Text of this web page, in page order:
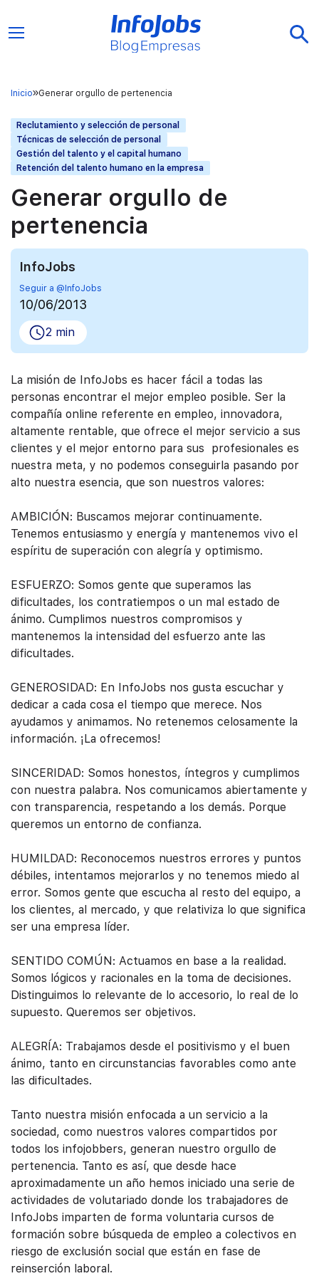
Inicio Generar orgullo de pertenencia
Reclutamiento y selección de personal
Técnicas de selección de personal
Gestión del talento y el capital humano
Retención del talento humano en la empresa
Generar orgullo de
pertenencia
InfoJobs
Seguir a @InfoJobs
10/06/2013
2 min
La misión de InfoJobs es hacer fácil a todas las
personas encontrar el mejor empleo posible. Ser la
compañía online referente en empleo, innovadora,
altamente rentable, que ofrece el mejor servicio a sus
clientes y el mejor entorno para sus profesionales es
nuestra meta, y no podemos conseguirla pasando por
alto nuestra esencia, que son nuestros valores:
AMBICIÓN: Buscamos mejorar continuamente.
Tenemos entusiasmo y energía y mantenemos vivo el
espíritu de superación con alegría y optimismo.
ESFUERZO: Somos gente que superamos las
dificultades, los contratiempos o un mal estado de
ánimo. Cumplimos nuestros compromisos y
mantenemos la intensidad del esfuerzo ante las
dificultades.
GENEROSIDAD: En InfoJobs nos gusta escuchar y
dedicar a cada cosa el tiempo que merece. Nos
ayudamos y animamos. No retenemos celosamente la
información. ¡La ofrecemos!
SINCERIDAD: Somos honestos, íntegros y cumplimos
con nuestra palabra. Nos comunicamos abiertamente y
con transparencia, respetando a los demás. Porque
queremos un entorno de confianza.
HUMILDAD: Reconocemos nuestros errores y puntos
débiles, intentamos mejorarlos y no tenemos miedo al
error. Somos gente que escucha al resto del equipo, a
los clientes, al mercado, y que relativiza lo que significa
ser una empresa líder.
SENTIDO COMÚN: Actuamos en base a la realidad.
Somos lógicos y racionales en la toma de decisiones.
Distinguimos lo relevante de lo accesorio, lo real de lo
supuesto. Queremos ser objetivos.
ALEGRÍA: Trabajamos desde el positivismo y el buen
ánimo, tanto en circunstancias favorables como ante
las dificultades.
Tanto nuestra misión enfocada a un servicio a la
sociedad, como nuestros valores compartidos por
todos los infojobbers, generan nuestro orgullo de
pertenencia. Tanto es así, que desde hace
aproximadamente un año hemos iniciado una serie de
actividades de volutariado donde los trabajadores de
InfoJobs imparten de forma voluntaria cursos de
formación sobre búsqueda de empleo a colectivos en
riesgo de exclusión social que están en fase de
reinserción laboral.